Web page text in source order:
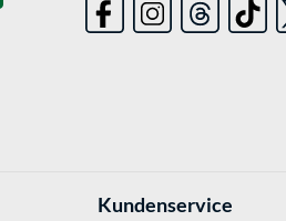
Kundenservice